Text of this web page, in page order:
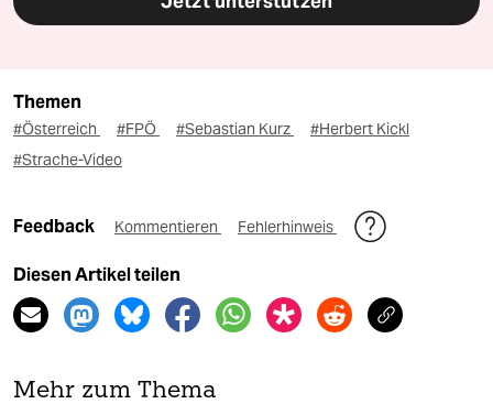
Themen
#Österreich #FPÖ #Sebastian Kurz
#Herbert Kickl
#Strache-Video
Feedback Kommentieren Fehlerhinweis
Diesen Artikel teilen
Mehr zum Thema